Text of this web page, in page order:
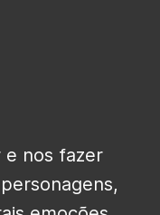
e nos fazer